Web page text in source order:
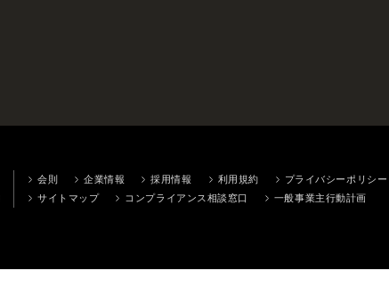
会則 企業情報 採用情報 利用規約
プライバシーポリシー
サイトマップ
コンプライアンス相談窓口 一般事業主行動計画